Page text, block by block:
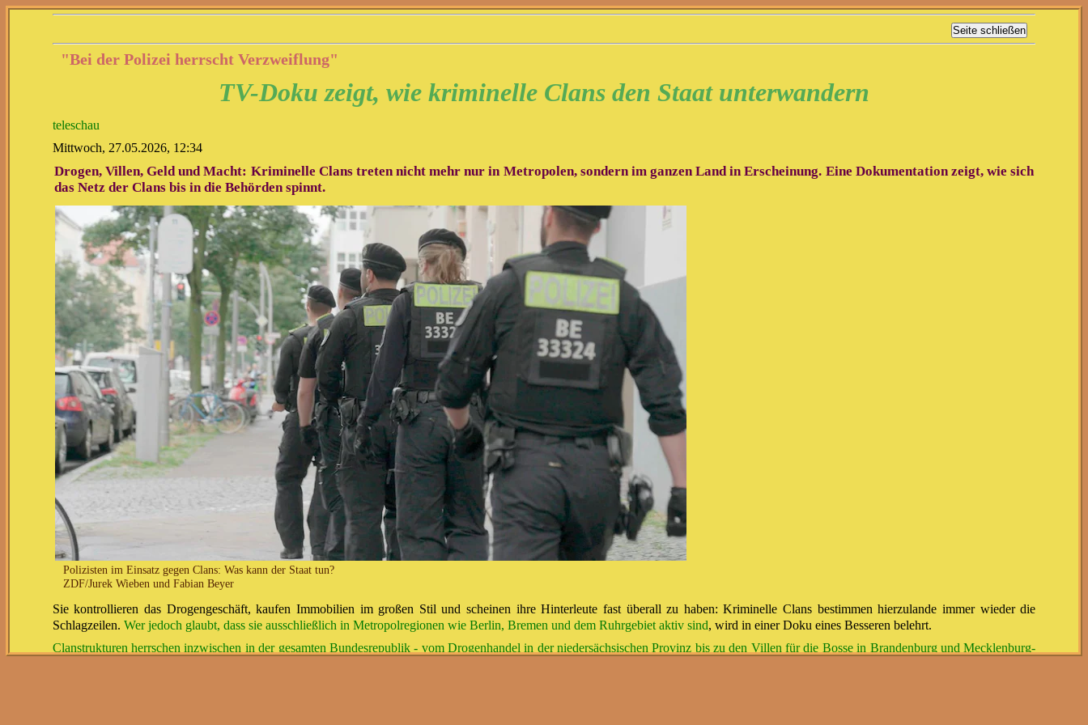
"Bei der Polizei herrscht Verzweiflung"
TV-Doku zeigt, wie kriminelle Clans den Staat unterwandern
teleschau
Mittwoch, 27.05.2026, 12:34
Drogen, Villen, Geld und Macht: Kriminelle Clans treten nicht mehr nur in Metropolen, sondern im ganzen Land in Erscheinung. Eine Dokumentation zeigt, wie sich
das Netz der Clans bis in die Behörden spinnt.
Polizisten im Einsatz gegen Clans: Was kann der Staat tun?
ZDF/Jurek Wieben und Fabian Beyer
Sie kontrollieren das Drogengeschäft, kaufen Immobilien im großen Stil und scheinen ihre Hinterleute fast überall zu haben: Kriminelle Clans bestimmen hierzulande immer wieder die
Schlagzeilen. Wer jedoch glaubt, dass sie ausschließlich in Metropolregionen wie Berlin, Bremen und dem Ruhrgebiet aktiv sind, wird in einer Doku eines Besseren belehrt.
Clanstrukturen herrschen inzwischen in der gesamten Bundesrepublik - vom Drogenhandel in der niedersächsischen Provinz bis zu den Villen für die Bosse in Brandenburg und Mecklenburg-